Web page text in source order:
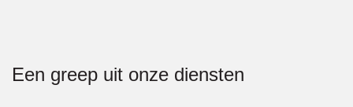
Een greep uit onze diensten